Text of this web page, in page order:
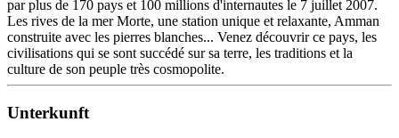
par plus de 170 pays et 100 millions d'internautes le 7 juillet 2007.
Les rives de la mer Morte, une station unique et relaxante, Amman
construite avec les pierres blanches... Venez découvrir ce pays, les
civilisations qui se sont succédé sur sa terre, les traditions et la
culture de son peuple très cosmopolite.
Unterkunft